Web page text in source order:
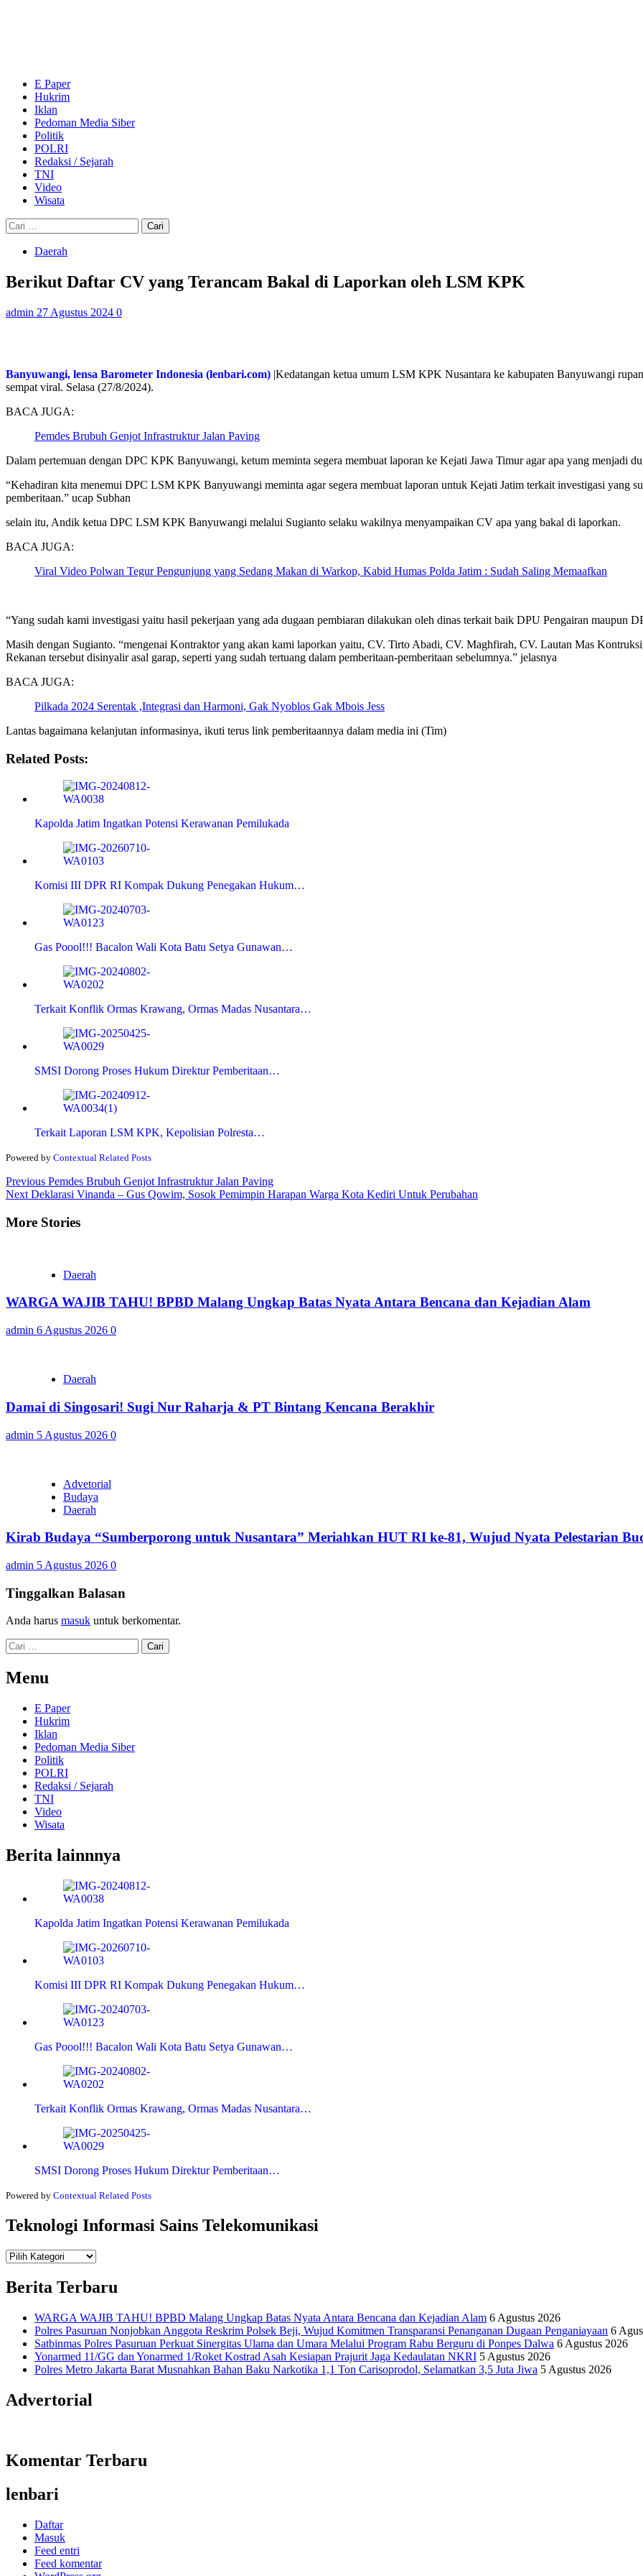
E Paper
Hukrim
Iklan
Pedoman Media Siber
Politik
POLRI
Redaksi / Sejarah
TNI
Video
Wisata
Cari
untuk:
Daerah
Berikut Daftar CV yang Terancam Bakal di Laporkan oleh LSM KPK
admin 27 Agustus 2024 0
Banyuwangi, lensa Barometer Indonesia (lenbari.com) |Kedatangan ketua umum LSM KPK Nusantara ke kabupaten Banyuwangi
sempat viral. Selasa (27/8/2024).
BACA JUGA:
Pemdes Brubuh Genjot Infrastruktur Jalan Paving
Dalam pertemuan dengan DPC KPK Banyuwangi, ketum meminta segera membuat laporan ke Kejati Jawa Timur agar apa yang menjadi
“Kehadiran kita menemui DPC LSM KPK Banyuwangi meminta agar segera membuat laporan untuk Kejati Jatim terkait investigasi yang
pemberitaan.” ucap Subhan
selain itu, Andik ketua DPC LSM KPK Banyuwangi melalui Sugianto selaku wakilnya menyampaikan CV apa yang bakal di laporkan.
BACA JUGA:
Viral Video Polwan Tegur Pengunjung yang Sedang Makan di Warkop, Kabid Humas Polda Jatim : Sudah Saling Memaafkan
“Yang sudah kami investigasi yaitu hasil pekerjaan yang ada dugaan pembiaran dilakukan oleh dinas terkait baik DPU Pengairan maupun
Masih dengan Sugianto. “mengenai Kontraktor yang akan kami laporkan yaitu, CV. Tirto Abadi, CV. Maghfirah, CV. Lautan Mas
Rekanan tersebut disinyalir asal garap, seperti yang sudah tertuang dalam pemberitaan-pemberitaan sebelumnya.” jelasnya
BACA JUGA:
Pilkada 2024 Serentak ,Integrasi dan Harmoni, Gak Nyoblos Gak Mbois Jess
Lantas bagaimana kelanjutan informasinya, ikuti terus link pemberitaannya dalam media ini (Tim)
Related Posts:
Kapolda Jatim Ingatkan Potensi Kerawanan Pemilukada
Komisi III DPR RI Kompak Dukung Penegakan Hukum…
Gas Poool!!! Bacalon Wali Kota Batu Setya Gunawan…
Terkait Konflik Ormas Krawang, Ormas Madas Nusantara…
SMSI Dorong Proses Hukum Direktur Pemberitaan…
Terkait Laporan LSM KPK, Kepolisian Polresta…
Powered by Contextual Related Posts
Continue
Reading
Previous Pemdes Brubuh Genjot Infrastruktur Jalan Paving
Next Deklarasi Vinanda – Gus Qowim, Sosok Pemimpin Harapan Warga Kota Kediri Untuk Perubahan
More Stories
Daerah
WARGA WAJIB TAHU! BPBD Malang Ungkap Batas Nyata Antara Bencana dan Kejadian Alam
admin 6 Agustus 2026 0
Daerah
Damai di Singosari! Sugi Nur Raharja & PT Bintang Kencana Berakhir
admin 5 Agustus 2026 0
Advetorial
Budaya
Daerah
Kirab Budaya “Sumberporong untuk Nusantara” Meriahkan HUT RI ke-81, Wujud Nyata Pelestarian
admin 5 Agustus 2026 0
Tinggalkan Balasan
Anda harus masuk untuk berkomentar.
Cari
untuk:
Menu
E Paper
Hukrim
Iklan
Pedoman Media Siber
Politik
POLRI
Redaksi / Sejarah
TNI
Video
Wisata
Berita lainnnya
Kapolda Jatim Ingatkan Potensi Kerawanan Pemilukada
Komisi III DPR RI Kompak Dukung Penegakan Hukum…
Gas Poool!!! Bacalon Wali Kota Batu Setya Gunawan…
Terkait Konflik Ormas Krawang, Ormas Madas Nusantara…
SMSI Dorong Proses Hukum Direktur Pemberitaan…
Powered by Contextual Related Posts
Teknologi Informasi Sains Telekomunikasi
Teknologi
Berita Terbaru
WARGA WAJIB TAHU! BPBD Malang Ungkap Batas Nyata Antara Bencana dan Kejadian Alam 6 Agustus 2026
Polres Pasuruan Nonjobkan Anggota Reskrim Polsek Beji, Wujud Komitmen Transparansi Penanganan Dugaan Penganiayaan 6
Satbinmas Polres Pasuruan Perkuat Sinergitas Ulama dan Umara Melalui Program Rabu Berguru di Ponpes Dalwa 6 Agustus 2026
Yonarmed 11/GG dan Yonarmed 1/Roket Kostrad Asah Kesiapan Prajurit Jaga Kedaulatan NKRI 5 Agustus 2026
Polres Metro Jakarta Barat Musnahkan Bahan Baku Narkotika 1,1 Ton Carisoprodol, Selamatkan 3,5 Juta Jiwa 5 Agustus 2026
Advertorial
Komentar Terbaru
lenbari
Daftar
Masuk
Feed entri
Feed komentar